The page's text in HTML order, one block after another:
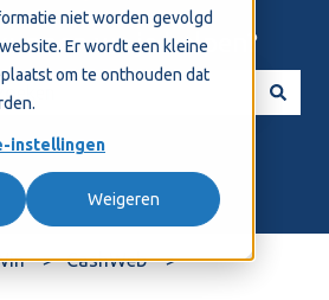
niet worden gevolgd
Er wordt een kleine
om te onthouden dat
instellingen
Weigeren
we je helpen?
CashWeb